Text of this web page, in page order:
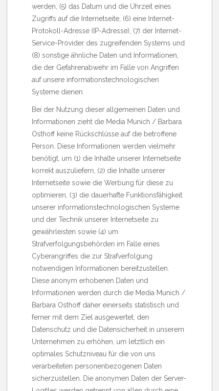
werden, (5) das Datum und die Uhrzeit eines
Zugriffs auf die Internetseite, (6) eine Internet-
Protokoll-Adresse (IP-Adresse), (7) der Internet-
Service-Provider des zugreifenden Systems und
(8) sonstige ähnliche Daten und Informationen,
die der Gefahrenabwehr im Falle von Angriffen
auf unsere informationstechnologischen
Systeme dienen.
Bei der Nutzung dieser allgemeinen Daten und
Informationen zieht die Media Munich / Barbara
Osthoff keine Rückschlüsse auf die betroffene
Person. Diese Informationen werden vielmehr
benötigt, um (1) die Inhalte unserer Internetseite
korrekt auszuliefern, (2) die Inhalte unserer
Internetseite sowie die Werbung für diese zu
optimieren, (3) die dauerhafte Funktionsfähigkeit
unserer informationstechnologischen Systeme
und der Technik unserer Internetseite zu
gewährleisten sowie (4) um
Strafverfolgungsbehörden im Falle eines
Cyberangriffes die zur Strafverfolgung
notwendigen Informationen bereitzustellen.
Diese anonym erhobenen Daten und
Informationen werden durch die Media Munich /
Barbara Osthoff daher einerseits statistisch und
ferner mit dem Ziel ausgewertet, den
Datenschutz und die Datensicherheit in unserem
Unternehmen zu erhöhen, um letztlich ein
optimales Schutzniveau für die von uns
verarbeiteten personenbezogenen Daten
sicherzustellen. Die anonymen Daten der Server-